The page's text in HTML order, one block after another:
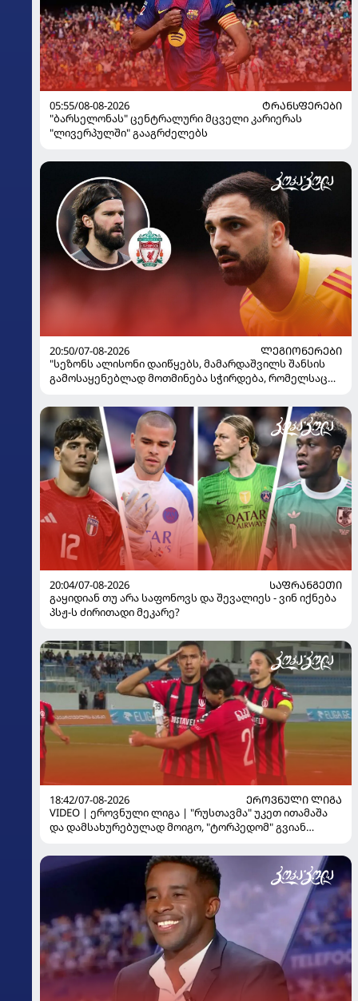
05:55/08-08-2026
ᲢᲠᲐᲜᲡᲤᲔᲠᲔᲑᲘ
"ბარსელონას" ცენტრალური მცველი კარიერას
"ლივერპულში" გააგრძელებს
20:50/07-08-2026
ᲚᲔᲒᲘᲝᲜᲔᲠᲔᲑᲘ
"სეზონს ალისონი დაიწყებს, მამარდაშვილს შანსის
გამოსაყენებლად მოთმინება სჭირდება, რომელსაც
ყოფილმა მეკარემ
20:04/07-08-2026
ᲡᲐᲤᲠᲐᲜᲒᲔᲗᲘ
გაყიდიან თუ არა საფონოვს და შევალიეს - ვინ იქნება
პსჟ-ს ძირითადი მეკარე?
18:42/07-08-2026
ᲔᲠᲝᲕᲜᲣᲚᲘ ᲚᲘᲒᲐ
VIDEO | ეროვნული ლიგა | "რუსთავმა" უკეთ ითამაშა
და დამსახურებულად მოიგო, "ტორპედომ" გვიან